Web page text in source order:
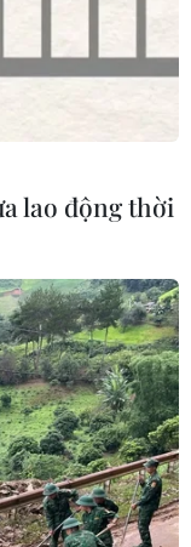
lao động thời